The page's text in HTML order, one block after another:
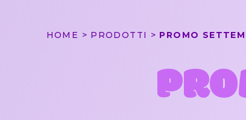
HOME PRODOTTI PROMO